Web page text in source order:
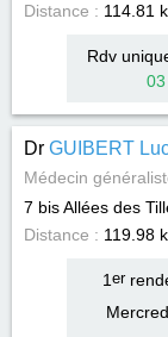
Distance : 114.81
Rdv
Dr GUIBERT
Médecin
7 bis Allées des
Distance : 119.98
1 er